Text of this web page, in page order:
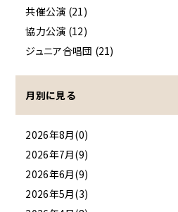
共催公演 (21)
協力公演 (12)
ジュニア合唱団 (21)
月別に見る
2026年8月(0)
2026年7月(9)
2026年6月(9)
2026年5月(3)